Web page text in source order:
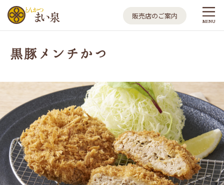
とんかつ まい泉
販売店のご案内
MENU
黒豚メンチかつ